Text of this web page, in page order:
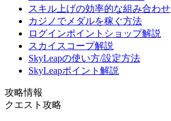
スキル上げの効率的な組み合わせ
カジノでメダルを稼ぐ方法
ログインポイントショップ解説
スカイスコープ解説
SkyLeapの使い方/設定方法
SkyLeapポイント解説
攻略情報
クエスト攻略